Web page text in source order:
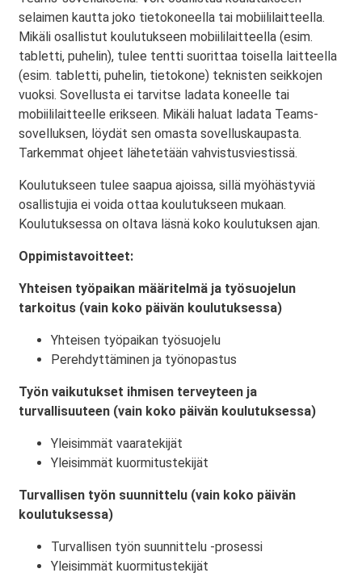
selaimen kautta joko tietokoneella tai mobiililaitteella.
Mikäli osallistut koulutukseen mobiililaitteella (esim.
tabletti, puhelin), tulee tentti suorittaa toisella laitteella
(esim. tabletti, puhelin, tietokone) teknisten seikkojen
vuoksi. Sovellusta ei tarvitse ladata koneelle tai
mobiililaitteelle erikseen. Mikäli haluat ladata Teams-
sovelluksen, löydät sen omasta sovelluskaupasta.
Tarkemmat ohjeet lähetetään vahvistusviestissä.
Koulutukseen tulee saapua ajoissa, sillä myöhästyviä
osallistujia ei voida ottaa koulutukseen mukaan.
Koulutuksessa on oltava läsnä koko koulutuksen ajan.
Oppimistavoitteet:
Yhteisen työpaikan määritelmä ja työsuojelun
tarkoitus (vain koko päivän koulutuksessa)
Yhteisen työpaikan työsuojelu
Perehdyttäminen ja työnopastus
Työn vaikutukset ihmisen terveyteen ja
turvallisuuteen (vain koko päivän koulutuksessa)
Yleisimmät vaaratekijät
Yleisimmät kuormitustekijät
Turvallisen työn suunnittelu (vain koko päivän
koulutuksessa)
Turvallisen työn suunnittelu -prosessi
Yleisimmät kuormitustekijät